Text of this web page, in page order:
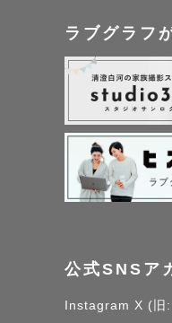
ラブグラフ
公式SNSア
Instagram X (旧